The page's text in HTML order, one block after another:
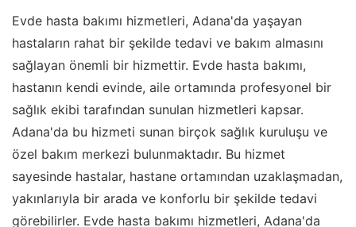
Evde hasta bakımı hizmetleri, Adana'da yaşayan
hastaların rahat bir şekilde tedavi ve bakım almasını
sağlayan önemli bir hizmettir. Evde hasta bakımı,
hastanın kendi evinde, aile ortamında profesyonel bir
sağlık ekibi tarafından sunulan hizmetleri kapsar.
Adana'da bu hizmeti sunan birçok sağlık kuruluşu ve
özel bakım merkezi bulunmaktadır. Bu hizmet
sayesinde hastalar, hastane ortamından uzaklaşmadan,
yakınlarıyla bir arada ve konforlu bir şekilde tedavi
görebilirler. Evde hasta bakımı hizmetleri, Adana'da